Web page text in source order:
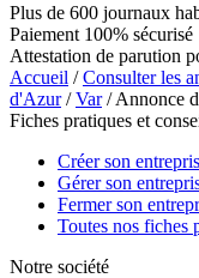
Plus de 600 journaux
Paiement 100% sécurisé
Attestation de parution
Accueil /Consulter les
d'Azur/Var/ Annonce
Fiches pratiques et
Créer son
Gérer son
Fermer son
Toutes nos fiches
Notre société